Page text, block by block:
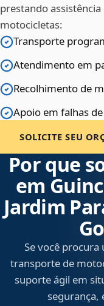
prestando
motocicletas:
Transporte
Atendimento em
Recolhimento de
Apoio em falhas
SOLICITE SEU
Por que
em
Jardim
Se você
transporte de
suporte ágil em
segurança,